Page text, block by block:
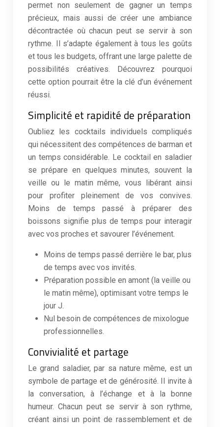
permet non seulement de gagner un temps
précieux, mais aussi de créer une ambiance
décontractée où chacun peut se servir à son
rythme. Il s’adapte également à tous les goûts
et tous les budgets, offrant une large palette de
possibilités créatives. Découvrez pourquoi
cette option pourrait être la clé d’un événement
réussi.
Simplicité et rapidité de préparation
Oubliez les cocktails individuels compliqués
qui nécessitent des compétences de barman et
un temps considérable. Le cocktail en saladier
se prépare en quelques minutes, souvent la
veille ou le matin même, vous libérant ainsi
pour profiter pleinement de vos convives.
Moins de temps passé à préparer des
boissons signifie plus de temps pour interagir
avec vos proches et savourer l’événement.
Moins de temps passé derrière le bar, plus
de temps avec vos invités.
Préparation possible en amont (la veille ou
le matin même), optimisant votre temps le
jour J.
Nul besoin de compétences de mixologue
professionnelles.
Convivialité et partage
Le grand saladier, par sa nature même, est un
symbole de partage et de générosité. Il invite à
la conversation, à l’échange et à la bonne
humeur. Chacun peut se servir à son rythme,
créant ainsi un point de rassemblement et de